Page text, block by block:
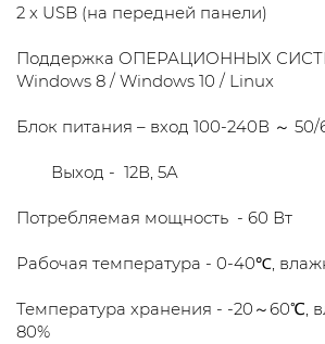
2 x USB (на передней панели)
Поддержка ОПЕРАЦИОННЫХ
Windows 8 / Windows 10 / Linux
Блок питания – вход 100-240В ～ 50/
Выход - 12В, 5A
Потребляемая мощность - 60 Вт
Рабочая температура - 0-40℃,
Температура хранения - -20～60℃,
80%